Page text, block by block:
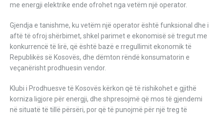
me energji elektrike ende ofrohet nga vetëm një operator.
Gjendja e tanishme, ku vetëm një operator është funksional dhe i
aftë të ofroj shërbimet, shkel parimet e ekonomisë së tregut me
konkurrencë të lirë, që është bazë e rregullimit ekonomik të
Republikës së Kosovës, dhe dëmton rëndë konsumatorin e
veçanërisht prodhuesin vendor.
Klubi i Prodhuesve të Kosovës kërkon që të rishikohet e gjithë
korniza ligjore për energji, dhe shpresojmë që mos të gjendemi
në situatë të tillë përsëri, por që të punojmë për një treg të